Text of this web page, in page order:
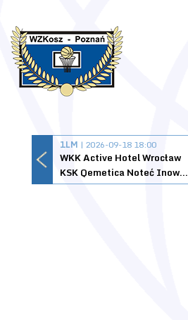
1LM | 2026-09-18 18:00
WKK Active Hotel Wrocław
KSK Qemetica Noteć Inowrocław